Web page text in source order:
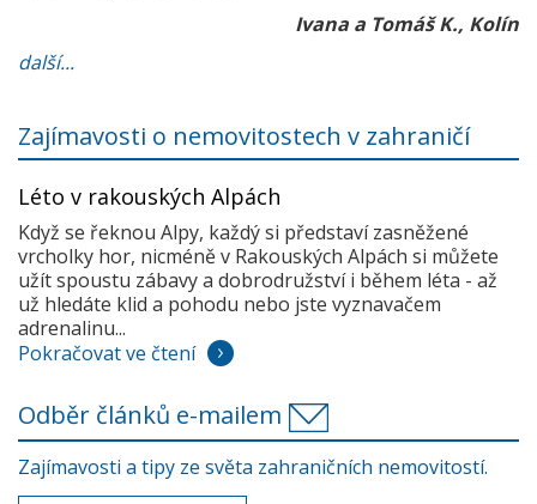
Ivana a Tomáš K., Kolín
další...
Zajímavosti o nemovitostech v zahraničí
Léto v rakouských Alpách
Když se řeknou Alpy, každý si představí zasněžené
vrcholky hor, nicméně v Rakouských Alpách si můžete
užít spoustu zábavy a dobrodružství i během léta - až
už hledáte klid a pohodu nebo jste vyznavačem
adrenalinu...
Pokračovat ve čtení
Odběr článků e-mailem
Zajímavosti a tipy ze světa zahraničních nemovitostí.